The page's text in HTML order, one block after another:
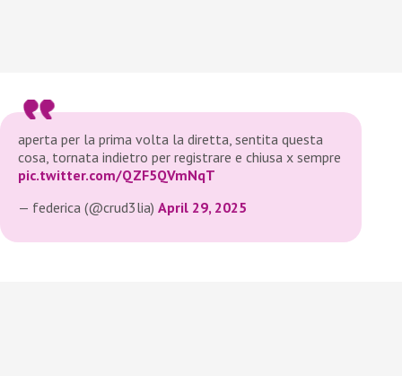
aperta per la prima volta la diretta, sentita questa
cosa, tornata indietro per registrare e chiusa x sempre
pic.twitter.com/QZF5QVmNqT
— federica (@crud3lia) April 29, 2025